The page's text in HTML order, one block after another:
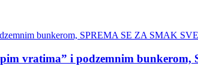
vratima” i podzemnim